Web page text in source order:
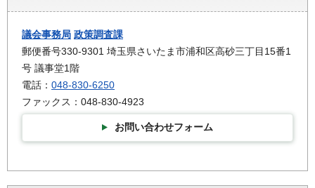
議会事務局 政策調査課
郵便番号330-9301 埼玉県さいたま市浦和区高砂三丁目15番1
号 議事堂1階
電話： 048-830-6250
ファックス：048-830-4923
お問い合わせフォーム